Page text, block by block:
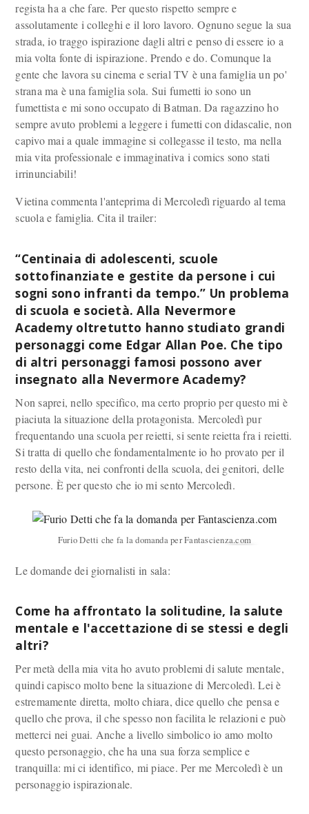
regista ha a che fare. Per questo rispetto sempre e
assolutamente i colleghi e il loro lavoro. Ognuno segue la sua
strada, io traggo ispirazione dagli altri e penso di essere io a
mia volta fonte di ispirazione. Prendo e do. Comunque la
gente che lavora su cinema e serial TV è una famiglia un po'
strana ma è una famiglia sola. Sui fumetti io sono un
fumettista e mi sono occupato di Batman. Da ragazzino ho
sempre avuto problemi a leggere i fumetti con didascalie, non
capivo mai a quale immagine si collegasse il testo, ma nella
mia vita professionale e immaginativa i comics sono stati
irrinunciabili!
Vietina commenta l'anteprima di Mercoledì riguardo al tema
scuola e famiglia. Cita il trailer:
“Centinaia di adolescenti, scuole
sottofinanziate e gestite da persone i cui
sogni sono infranti da tempo.” Un problema
di scuola e società. Alla Nevermore
Academy oltretutto hanno studiato grandi
personaggi come Edgar Allan Poe. Che tipo
di altri personaggi famosi possono aver
insegnato alla Nevermore Academy?
Non saprei, nello specifico, ma certo proprio per questo mi è
piaciuta la situazione della protagonista. Mercoledì pur
frequentando una scuola per reietti, si sente reietta fra i reietti.
Si tratta di quello che fondamentalmente io ho provato per il
resto della vita, nei confronti della scuola, dei genitori, delle
persone. È per questo che io mi sento Mercoledì.
Furio Detti che fa la domanda per Fantascienza.com
Le domande dei giornalisti in sala:
Come ha affrontato la solitudine, la salute
mentale e l'accettazione di se stessi e degli
altri?
Per metà della mia vita ho avuto problemi di salute mentale,
quindi capisco molto bene la situazione di Mercoledì. Lei è
estremamente diretta, molto chiara, dice quello che pensa e
quello che prova, il che spesso non facilita le relazioni e può
metterci nei guai. Anche a livello simbolico io amo molto
questo personaggio, che ha una sua forza semplice e
tranquilla: mi ci identifico, mi piace. Per me Mercoledì è un
personaggio ispirazionale.